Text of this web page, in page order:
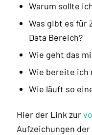
Warum sollte
Was gibt es für
Data Bereich?
Wie geht das
Wie bereite ich
Wie läuft so
Hier der Link zur
Aufzeichungen der